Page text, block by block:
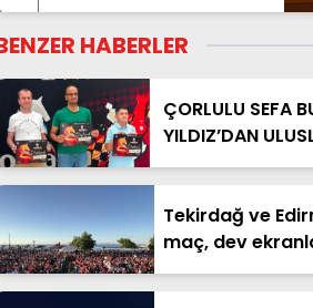
HABERLER
ÇORLULU SEFA
YILDIZ’DAN
SATRANÇ ZAFERİ
Tekirdağ ve
maç, dev